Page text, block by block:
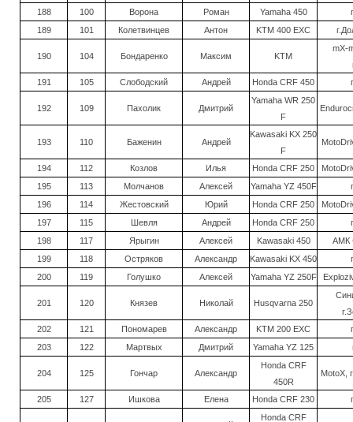
188
100 Ворона Роман Yamaha 450
189
101 Колетвинцев Антон KTM 400 EXC
190 104 Бондаренко Максим KTM
mX-
191
105 Слободский Андрей Honda CRF 450
192 109 Пахолик Дмитрий
Yamaha WR 250
F
193 110 Баженин Андрей
Kawasaki KX 250
F
194 112 Козлов Илья Honda CRF 250
195
113 Молчанов Алексей Yamaha YZ 450F
196
114 Жестовский Юрий Honda CRF 250
197
115 Шевля Андрей Honda CRF 250
198
117 Ярыгин Алексей Kawasaki 450
АМК
199
118 Остряков Александр Kawasaki KX 450
200
119 Голушко Алексей Yamaha YZ 250F
201 120 Князев Николай Husqvarna 250
202
121 Пономарев Александр KTM 200 EXC
203
122 Мартвых Дмитрий Yamaha YZ 125
204 125 Гончар Александр
Honda CRF
450R
MotoX,
205 127 Ишкова Елена Honda CRF 230
Honda CRF